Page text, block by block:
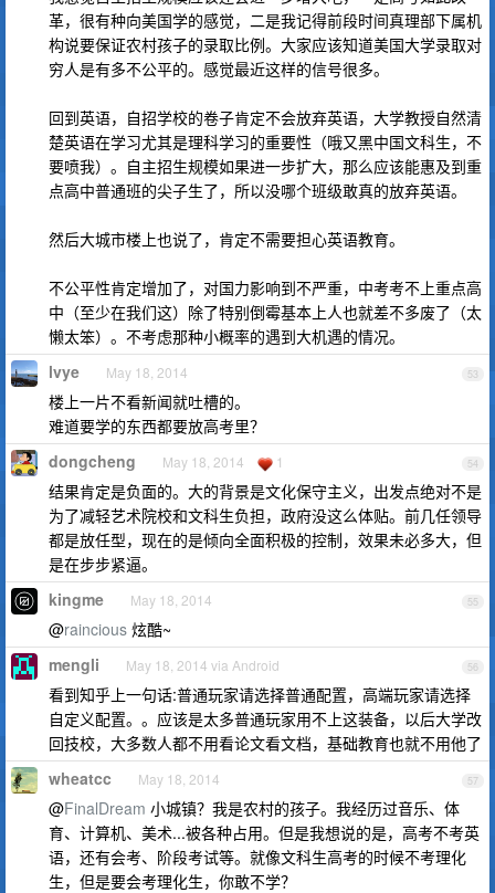
革，很有种向美国学的感觉，二是我记得前段时间真理部下属机
构说要保证农村孩子的录取比例。大家应该知道美国大学录取对
穷人是有多不公平的。感觉最近这样的信号很多。
回到英语，自招学校的卷子肯定不会放弃英语，大学教授自然清
楚英语在学习尤其是理科学习的重要性（哦又黑中国文科生，不
要喷我）。自主招生规模如果进一步扩大，那么应该能惠及到重
点高中普通班的尖子生了，所以没哪个班级敢真的放弃英语。
然后大城市楼上也说了，肯定不需要担心英语教育。
不公平性肯定增加了，对国力影响到不严重，中考考不上重点高
中（至少在我们这）除了特别倒霉基本上人也就差不多废了（太
懒太笨）。不考虑那种小概率的遇到大机遇的情况。
53
lvye May 18, 2014
楼上一片不看新闻就吐槽的。
难道要学的东西都要放高考里？
54
dongcheng May 18, 2014 1
结果肯定是负面的。大的背景是文化保守主义，出发点绝对不是
为了减轻艺术院校和文科生负担，政府没这么体贴。前几任领导
都是放任型，现在的是倾向全面积极的控制，效果未必多大，但
是在步步紧逼。
55
kingme May 18, 2014
@raincious 炫酷~
56
mengli May 18, 2014 via Android
看到知乎上一句话:普通玩家请选择普通配置，高端玩家请选择
自定义配置。。应该是太多普通玩家用不上这装备，以后大学改
回技校，大多数人都不用看论文看文档，基础教育也就不用他了
57
wheatcc May 18, 2014
@FinalDream 小城镇？我是农村的孩子。我经历过音乐、体
育、计算机、美术...被各种占用。但是我想说的是，高考不考英
语，还有会考、阶段考试等。就像文科生高考的时候不考理化
生，但是要会考理化生，你敢不学？